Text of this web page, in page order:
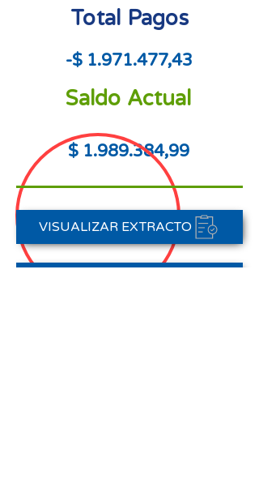
Total Pagos
-$ 1.971.477,43
Saldo Actual
$ 1.989.384,99
VISUALIZAR EXTRACTO